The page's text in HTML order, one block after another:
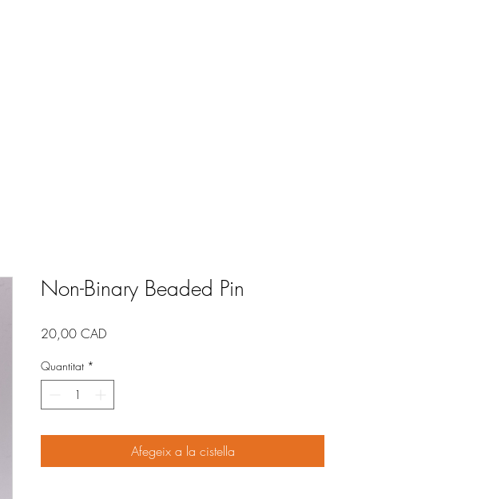
Non-Binary Beaded Pin
20,00 CADPrice
Quantitat *
Afegeix a la cistella